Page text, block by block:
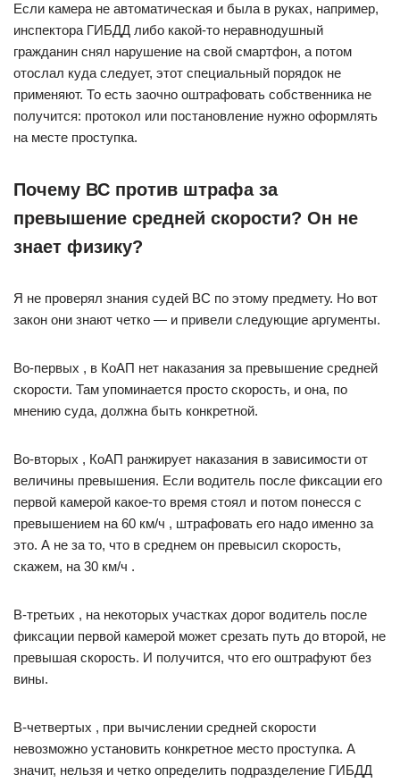
Если камера не автоматическая и была в руках, например,
инспектора ГИБДД либо какой-то неравнодушный
гражданин снял нарушение на свой смартфон, а потом
отослал куда следует, этот специальный порядок не
применяют. То есть заочно оштрафовать собственника не
получится: протокол или постановление нужно оформлять
на месте проступка.
Почему ВС против штрафа за
превышение средней скорости? Он не
знает физику?
Я не проверял знания судей ВС по этому предмету. Но вот
закон они знают четко — и привели следующие аргументы.
Во-первых , в КоАП нет наказания за превышение средней
скорости. Там упоминается просто скорость, и она, по
мнению суда, должна быть конкретной.
Во-вторых , КоАП ранжирует наказания в зависимости от
величины превышения. Если водитель после фиксации его
первой камерой какое-то время стоял и потом понесся с
превышением на 60 км/ч , штрафовать его надо именно за
это. А не за то, что в среднем он превысил скорость,
скажем, на 30 км/ч .
В-третьих , на некоторых участках дорог водитель после
фиксации первой камерой может срезать путь до второй, не
превышая скорость. И получится, что его оштрафуют без
вины.
В-четвертых , при вычислении средней скорости
невозможно установить конкретное место проступка. А
значит, нельзя и четко определить подразделение ГИБДД